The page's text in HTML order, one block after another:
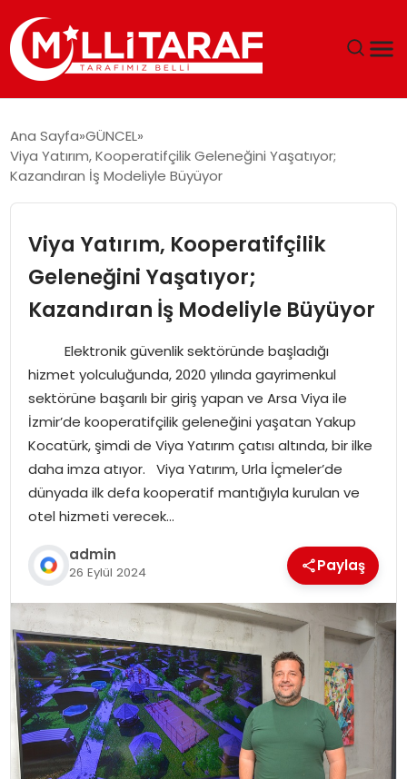
ÖZEL SAYFALAR
EKONOMI
SPOR
SIYASET
MAGAZIN
Ana Sayfa GÜNCEL
Viya Yatırım, Kooperatifçilik Geleneğini Yaşatıyor;
Kazandıran İş Modeliyle Büyüyor
Viya Yatırım, Kooperatifçilik
Geleneğini Yaşatıyor;
Kazandıran İş Modeliyle Büyüyor
Elektronik güvenlik sektöründe başladığı
hizmet yolculuğunda, 2020 yılında gayrimenkul
sektörüne başarılı bir giriş yapan ve Arsa Viya ile
İzmir’de kooperatifçilik geleneğini yaşatan Yakup
Kocatürk, şimdi de Viya Yatırım çatısı altında, bir ilke
daha imza atıyor. Viya Yatırım, Urla İçmeler’de
dünyada ilk defa kooperatif mantığıyla kurulan ve
otel hizmeti verecek…
admin
26 Eylül 2024 Paylaş